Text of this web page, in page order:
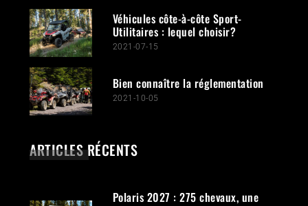
Véhicules côte-à-côte Sport-
Utilitaires : lequel choisir?
2021-07-15
Bien connaître la réglementation
2021-10-05
ARTICLES RÉCENTS
Polaris 2027 : 275 chevaux, une